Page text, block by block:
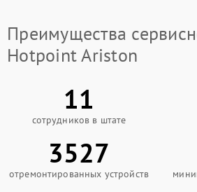
Преимущества
Hotpoint Ariston
11
сотрудников в штате
3527
отремонтированных устройств